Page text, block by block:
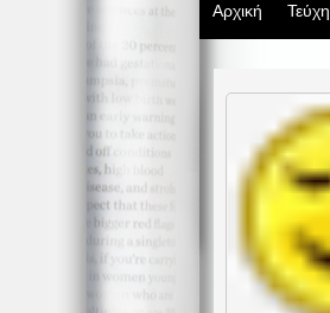
Αρχική Τεύχη